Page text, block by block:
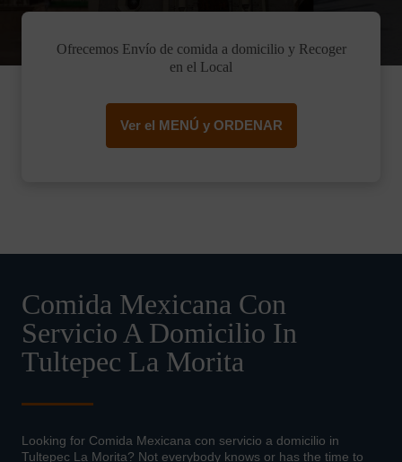
Ofrecemos Envío de comida a domicilio y Recoger
en el Local
Ver el MENÚ y ORDENAR
Comida Mexicana Con
Servicio A Domicilio In
Tultepec La Morita
Looking for Comida Mexicana con servicio a domicilio in
Tultepec La Morita? Not everybody knows or has the time to